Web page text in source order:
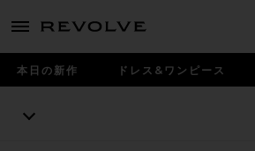
menu - shows more content
本日の新作 ドレス&ワンピース